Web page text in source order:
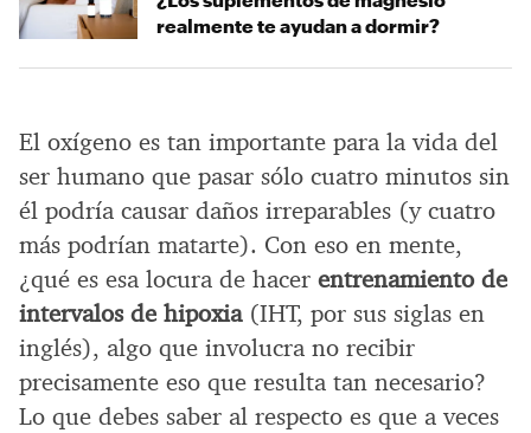
El oxígeno es tan importante para la vida del
ser humano que pasar sólo cuatro minutos sin
él podría causar daños irreparables (y cuatro
más podrían matarte). Con eso en mente,
¿qué es esa locura de hacer entrenamiento de
intervalos de hipoxia(IHT, por sus siglas en
inglés), algo que involucra no recibir
precisamente eso que resulta tan necesario?
Lo que debes saber al respecto es que a veces
realmente te ayudan a dormir?